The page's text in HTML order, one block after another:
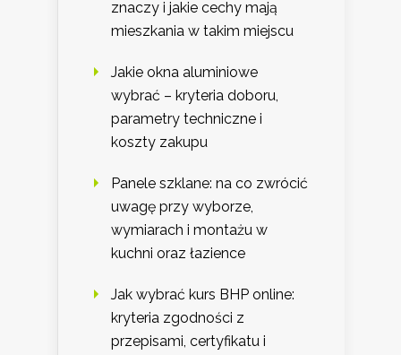
znaczy i jakie cechy mają
mieszkania w takim miejscu
Jakie okna aluminiowe
wybrać – kryteria doboru,
parametry techniczne i
koszty zakupu
Panele szklane: na co zwrócić
uwagę przy wyborze,
wymiarach i montażu w
kuchni oraz łazience
Jak wybrać kurs BHP online:
kryteria zgodności z
przepisami, certyfikatu i